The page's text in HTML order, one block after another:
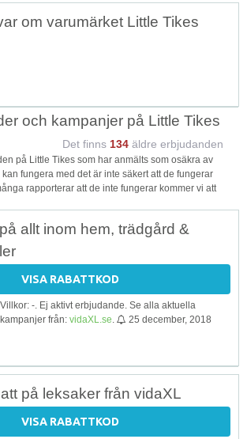
Topp
om varumärket Little Tikes
och kampanjer på Little Tikes
Det finns 134 äldre erbjudanden
på Little Tikes som har anmälts som osäkra av
fungera med det är inte säkert att de fungerar
rapporterar att de inte fungerar kommer vi att
allt inom hem, trädgård &
VISA RABATTKOD
Villkor: -. Ej aktivt erbjudande. Se alla aktuella
kampanjer från: vidaXL.se 25 december, 2018
på leksaker från vidaXL
VISA RABATTKOD